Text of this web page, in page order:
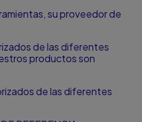
su proveedor de
de las diferentes
productos son
de las diferentes